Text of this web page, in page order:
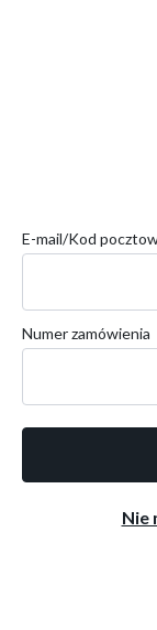
E-mail/Kod
Numer zamówienia
Nie